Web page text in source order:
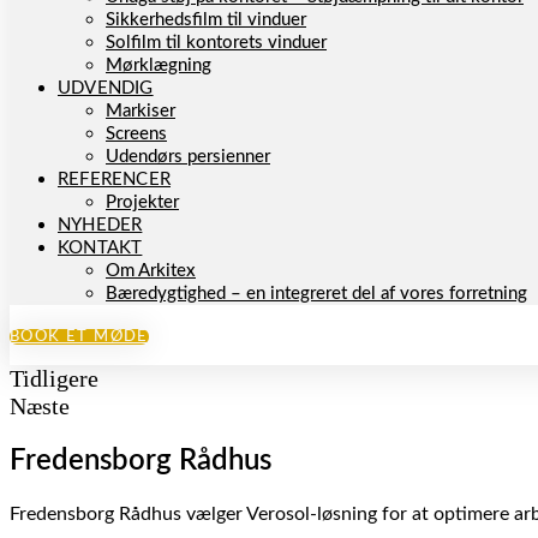
Sikkerhedsfilm til vinduer
Solfilm til kontorets vinduer
Mørklægning
UDVENDIG
Markiser
Screens
Udendørs persienner
REFERENCER
Projekter
NYHEDER
KONTAKT
Om Arkitex
Bæredygtighed – en integreret del af vores forretning
BOOK ET MØDE
Tidligere
Næste
Fredensborg Rådhus
Fredensborg Rådhus vælger Verosol-løsning for at optimere